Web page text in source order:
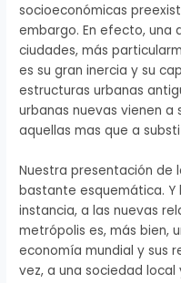
socioeconómicas
embargo. En efecto, una
ciudades, más
es su gran inercia y su
estructuras urbanas
urbanas nuevas vienen
aquellas mas que a
Nuestra presentación de
bastante esquemática. Y
instancia, a las nuevas
metrópolis es, más bien,
economía mundial y sus
vez, a una sociedad local